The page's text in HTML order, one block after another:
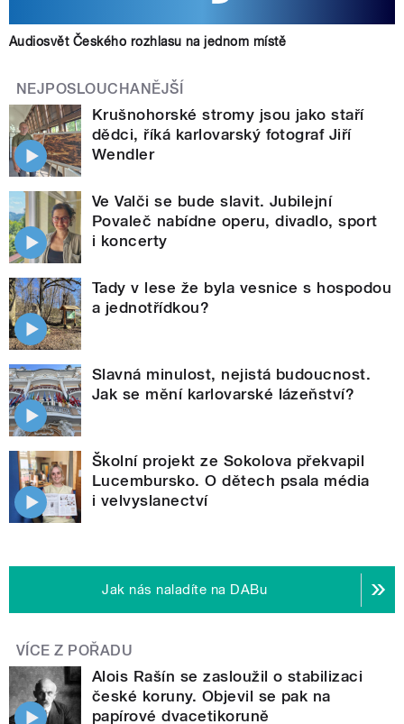
Audiosvět Českého rozhlasu na jednom místě
NEJPOSLOUCHANĚJŠÍ
Krušnohorské stromy jsou jako staří
dědci, říká karlovarský fotograf Jiří
Wendler
Ve Valči se bude slavit. Jubilejní
Povaleč nabídne operu, divadlo, sport
i koncerty
Tady v lese že byla vesnice s hospodou
a jednotřídkou?
Slavná minulost, nejistá budoucnost.
Jak se mění karlovarské lázeňství?
Školní projekt ze Sokolova překvapil
Lucembursko. O dětech psala média
i velvyslanectví
Jak nás naladíte na DABu
VÍCE Z POŘADU
Alois Rašín se zasloužil o stabilizaci
české koruny. Objevil se pak na
papírové dvacetikoruně